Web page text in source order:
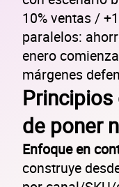
10% ventas /
paralelos:
enero
márgenes
de poner
Enfoque en
construye